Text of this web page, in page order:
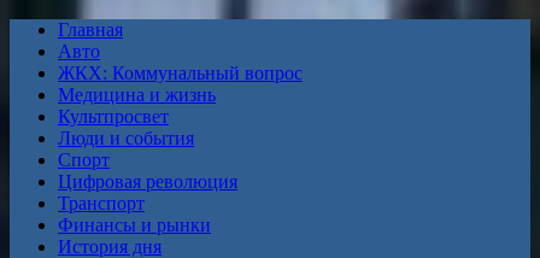
Главная
Авто
ЖКХ: Коммунальный вопрос
Медицина и жизнь
Культпросвет
Люди и события
Спорт
Цифровая революция
Транспорт
Финансы и рынки
История дня